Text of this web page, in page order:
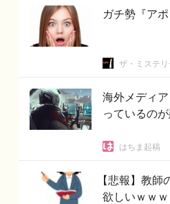
ガチ勢『ア
ザ・ミステ
海外メディ
っているのが
はちま起稿
【悲報】教
欲しいｗｗ